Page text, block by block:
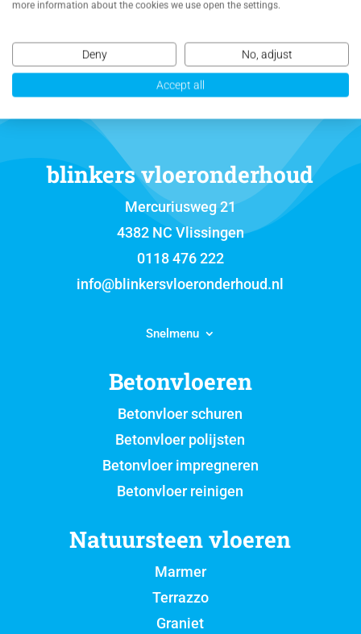
blinkers vloeronderhoud
Mercuriusweg 21
4382 NC Vlissingen
0118 476 222
info@blinkersvloeronderhoud.nl
Snelmenu
Betonvloeren
Betonvloer schuren
Betonvloer polijsten
Betonvloer impregneren
Betonvloer reinigen
Natuursteen vloeren
Marmer
Terrazzo
Graniet
more information about the cookies we use open the settings.
Deny No, adjust
Accept all